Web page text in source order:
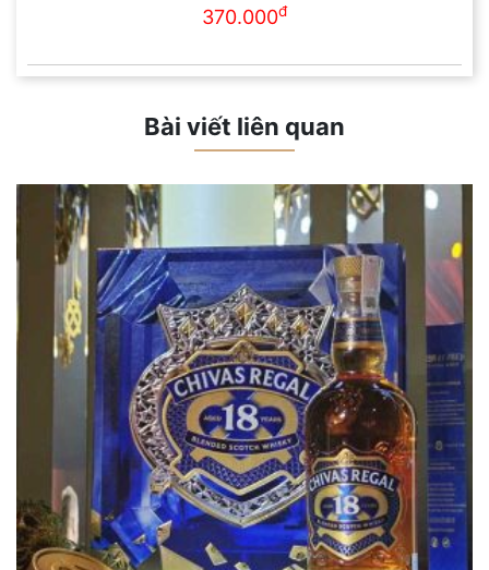
370.000đ
Bài viết liên quan